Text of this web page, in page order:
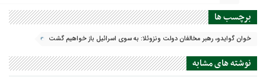
برچسب ها
خوان گوایدو، رهبر مخالفان دولت ونزوئلا: به سوی اسرائیل باز خواهیم گشت
نوشته های مشابه